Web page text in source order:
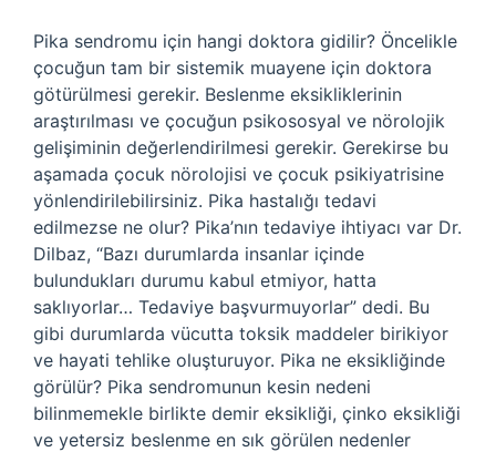
Pika sendromu için hangi doktora gidilir? Öncelikle
çocuğun tam bir sistemik muayene için doktora
götürülmesi gerekir. Beslenme eksikliklerinin
araştırılması ve çocuğun psikososyal ve nörolojik
gelişiminin değerlendirilmesi gerekir. Gerekirse bu
aşamada çocuk nörolojisi ve çocuk psikiyatrisine
yönlendirilebilirsiniz. Pika hastalığı tedavi
edilmezse ne olur? Pika’nın tedaviye ihtiyacı var Dr.
Dilbaz, “Bazı durumlarda insanlar içinde
bulundukları durumu kabul etmiyor, hatta
saklıyorlar… Tedaviye başvurmuyorlar” dedi. Bu
gibi durumlarda vücutta toksik maddeler birikiyor
ve hayati tehlike oluşturuyor. Pika ne eksikliğinde
görülür? Pika sendromunun kesin nedeni
bilinmemekle birlikte demir eksikliği, çinko eksikliği
ve yetersiz beslenme en sık görülen nedenler